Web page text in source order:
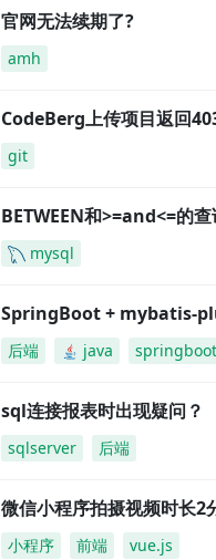
官网无法续期了?
amh
CodeBerg上传项目返回
git
BETWEEN和>=and<=的
mysql
SpringBoot + mybatis-
后端 java springboot
sql连接报表时出现疑问？
sqlserver 后端
微信小程序拍摄视频时长2
小程序 前端 vue.js